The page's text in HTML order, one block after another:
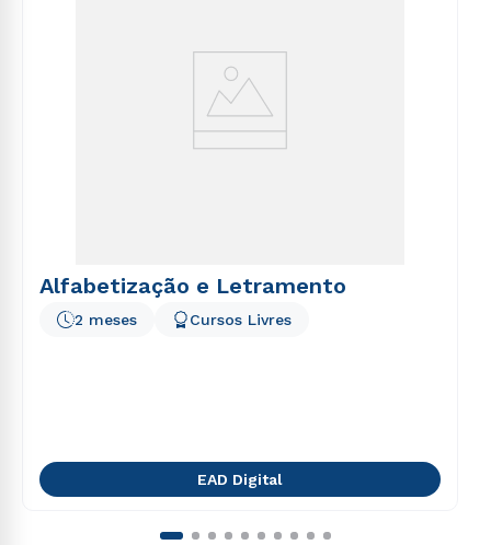
Alfabetização e Letramento
2 meses Cursos Livres
EAD Digital